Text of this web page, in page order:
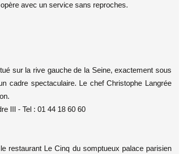
avec un service sans reproches.
sur la rive gauche de la Seine, exactement sous
cadre spectaculaire. Le chef Christophe Langrée
III - Tel : 01 44 18 60 60
restaurant Le Cinq du somptueux palace parisien